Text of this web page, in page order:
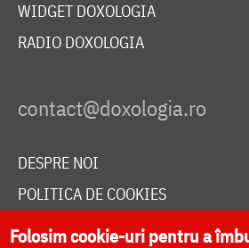
WIDGET DOXOLOGIA
RADIO DOXOLOGIA
DESPRE NOI
POLITICA DE COOKIES
DONEAZĂ ONLINE PENTRU
Folosim cookie-uri pentru a